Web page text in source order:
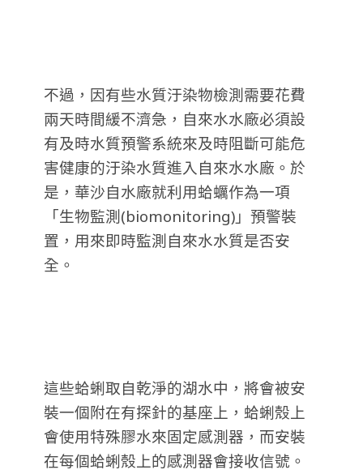
不過，因有些水質汙染物檢測需要花費
兩天時間緩不濟急，自來水水廠必須設
有及時水質預警系統來及時阻斷可能危
害健康的汙染水質進入自來水水廠。於
是，華沙自水廠就利用蛤蠣作為一項
「生物監測(biomonitoring)」預警裝
置，用來即時監測自來水水質是否安
全。
這些蛤蜊取自乾淨的湖水中，將會被安
裝一個附在有探針的基座上，蛤蜊殼上
會使用特殊膠水來固定感測器，而安裝
在每個蛤蜊殼上的感測器會接收信號。